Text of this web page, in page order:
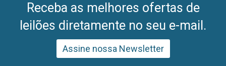
Receba as melhores ofertas de
leilões diretamente no seu e-mail.
Assine nossa Newsletter